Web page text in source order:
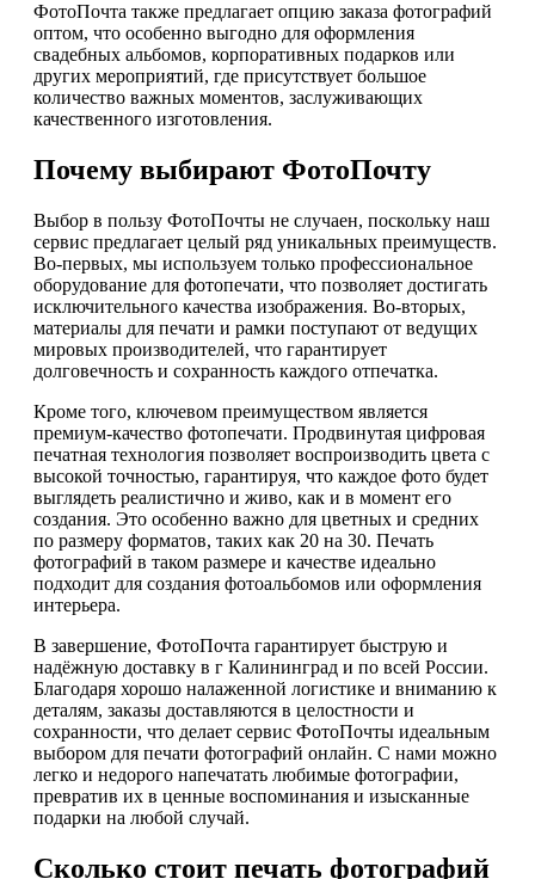
ФотоПочта также предлагает опцию заказа фотографий
оптом, что особенно выгодно для оформления
свадебных альбомов, корпоративных подарков или
других мероприятий, где присутствует большое
количество важных моментов, заслуживающих
качественного изготовления.
Почему выбирают ФотоПочту
Выбор в пользу ФотоПочты не случаен, поскольку наш
сервис предлагает целый ряд уникальных преимуществ.
Во-первых, мы используем только профессиональное
оборудование для фотопечати, что позволяет достигать
исключительного качества изображения. Во-вторых,
материалы для печати и рамки поступают от ведущих
мировых производителей, что гарантирует
долговечность и сохранность каждого отпечатка.
Кроме того, ключевом преимуществом является
премиум-качество фотопечати. Продвинутая цифровая
печатная технология позволяет воспроизводить цвета с
высокой точностью, гарантируя, что каждое фото будет
выглядеть реалистично и живо, как и в момент его
создания. Это особенно важно для цветных и средних
по размеру форматов, таких как 20 на 30. Печать
фотографий в таком размере и качестве идеально
подходит для создания фотоальбомов или оформления
интерьера.
В завершение, ФотоПочта гарантирует быструю и
надёжную доставку в г Калининград и по всей России.
Благодаря хорошо налаженной логистике и вниманию к
деталям, заказы доставляются в целостности и
сохранности, что делает сервис ФотоПочты идеальным
выбором для печати фотографий онлайн. С нами можно
легко и недорого напечатать любимые фотографии,
превратив их в ценные воспоминания и изысканные
подарки на любой случай.
Сколько стоит печать фотографий